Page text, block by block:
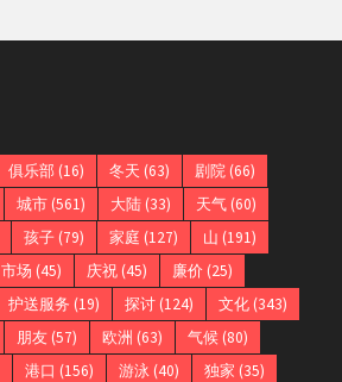
俱乐部(16) 冬天 (63) 剧院(66)
城市(561) 大陆(33) 天气(60)
孩子(79) 家庭 (127) 山 (191)
市场 (45) 庆祝(45) 廉价(25)
护送服务 (19) 探讨(124) 文化(343)
朋友(57) 欧洲 (63) 气候(80)
港口 (156) 游泳(40) 独家 (35)